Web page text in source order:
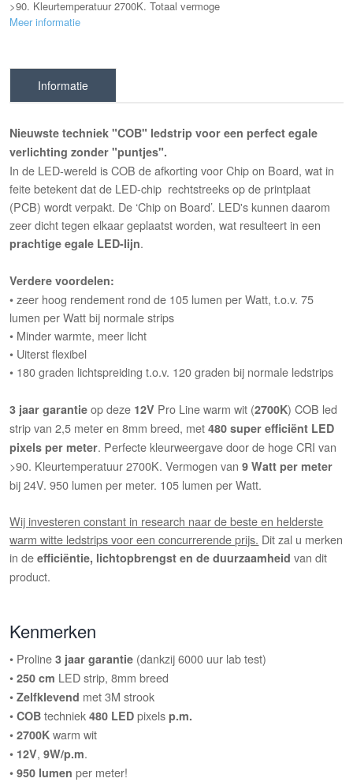
>90. Kleurtemperatuur 2700K. Totaal vermoge
Meer informatie
Informatie
Nieuwste techniek "COB" ledstrip voor een perfect egale
verlichting zonder "puntjes".
In de LED-wereld is COB de afkorting voor Chip on Board, wat in
feite betekent dat de LED-chip rechtstreeks op de printplaat
(PCB) wordt verpakt. De ‘Chip on Board’. LED's kunnen daarom
zeer dicht tegen elkaar geplaatst worden, wat resulteert in een
prachtige egale LED-lijn.
Verdere voordelen:
• zeer hoog rendement rond de 105 lumen per Watt, t.o.v. 75
lumen per Watt bij normale strips
• Minder warmte, meer licht
• Uiterst flexibel
• 180 graden lichtspreiding t.o.v. 120 graden bij normale ledstrips
3 jaar garantie op deze 12V Pro Line warm wit (2700K) COB led
strip van 2,5 meter en 8mm breed, met480 super efficiënt LED
pixels per meter. Perfecte kleurweergave door de hoge CRI van
>90. Kleurtemperatuur 2700K. Vermogen van9 Watt per meter
bij 24V. 950 lumen per meter. 105 lumen per Watt.
Wij investeren constant in research naar de beste en helderste
warm witte ledstrips voor een concurrerende prijs. Dit zal u merken
in de efficiëntie, lichtopbrengst en de duurzaamheid van dit
product.
Kenmerken
• Proline3 jaar garantie (dankzij 6000 uur lab test)
•250 cm LED strip, 8mm breed
•Zelfklevend met 3M strook
•COBtechniek480 LED pixelsp.m.
•2700K warm wit
• 12V,9W/p.m.
•950 lumen per meter!